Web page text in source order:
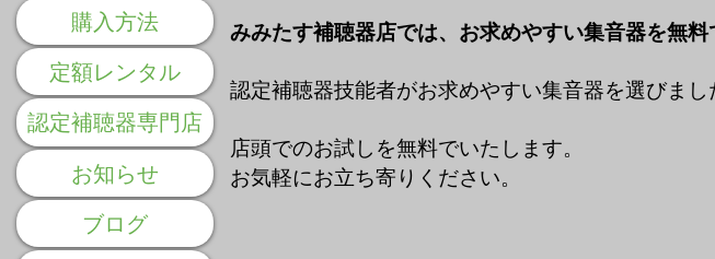
購入方法
定額レンタル
認定補聴器専門店
お知らせ
ブログ
みみたす補聴器店では、お求めやすい集音器を無料
認定補聴器技能者がお求めやすい集音器を選びまし
店頭でのお試しを無料でいたします。
お気軽にお立ち寄りください。